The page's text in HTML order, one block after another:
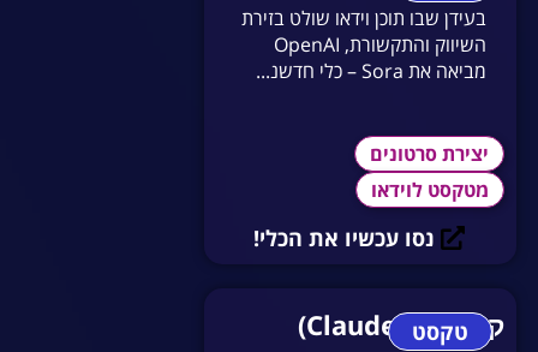
בעידן שבו תוכן וידאו שולט בזירת
השיווק והתקשורת, OpenAI
מביאה את Sora – כלי חדשנ...
יצירת סרטונים
מטקסט לוידאו
נסו עכשיו את הכלי!
טקסט
קלוד (Claude AI)